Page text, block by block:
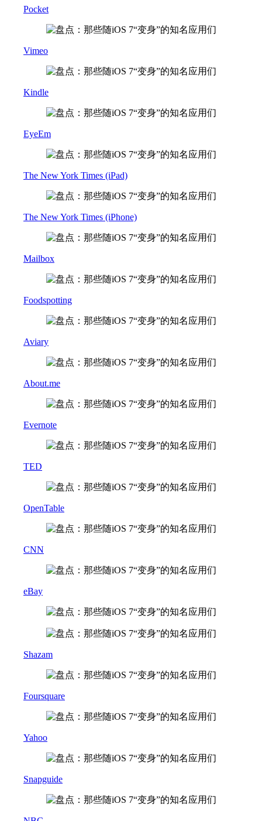
Pocket
Vimeo
Kindle
EyeEm
The New York Times (iPad)
The New York Times (iPhone)
Mailbox
Foodspotting
Aviary
About.me
Evernote
TED
OpenTable
CNN
eBay
Shazam
Foursquare
Yahoo
Snapguide